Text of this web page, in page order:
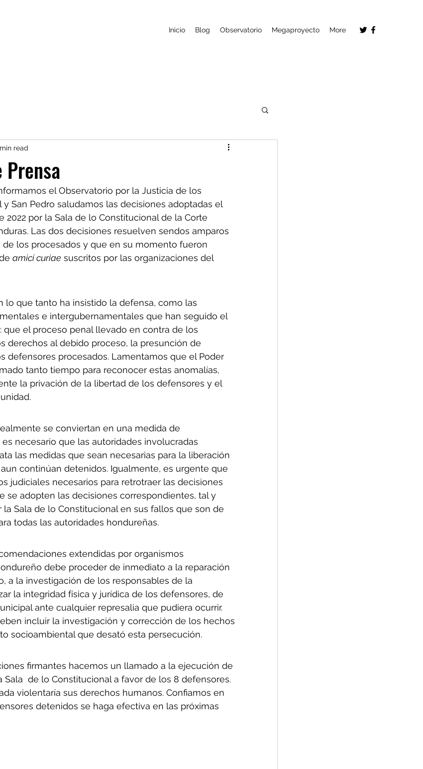
Inicio Blog Observatorio Megaproyecto More
Prensa
read
el Observatorio por la Justicia de los
San Pedro saludamos las decisiones adoptadas el
2022 por la Sala de lo Constitucional de la Corte
Las dos decisiones resuelven sendos amparos
los procesados y que en su momento fueron
amici curiae suscritos por las organizaciones del
lo que tanto ha insistido la defensa, como las
e intergubernamentales que han seguido el
que el proceso penal llevado en contra de los
derechos al debido proceso, la presunción de
defensores procesados. Lamentamos que el Poder
tanto tiempo para reconocer estas anomalías,
la privación de la libertad de los defensores y el
se conviertan en una medida de
necesario que las autoridades involucradas
las medidas que sean necesarias para la liberación
continúan detenidos. Igualmente, es urgente que
judiciales necesarios para retrotraer las decisiones
se adopten las decisiones correspondientes, tal y
Sala de lo Constitucional en sus fallos que son de
todas las autoridades hondureñas.
extendidas por organismos
debe proceder de inmediato a la reparación
a la investigación de los responsables de la
la integridad física y jurídica de los defensores, de
ante cualquier represalia que pudiera ocurrir.
incluir la investigación y corrección de los hechos
socioambiental que desató esta persecución.
firmantes hacemos un llamado a la ejecución de
de lo Constitucional a favor de los 8 defensores.
violentaría sus derechos humanos. Confiamos en
detenidos se haga efectiva en las próximas